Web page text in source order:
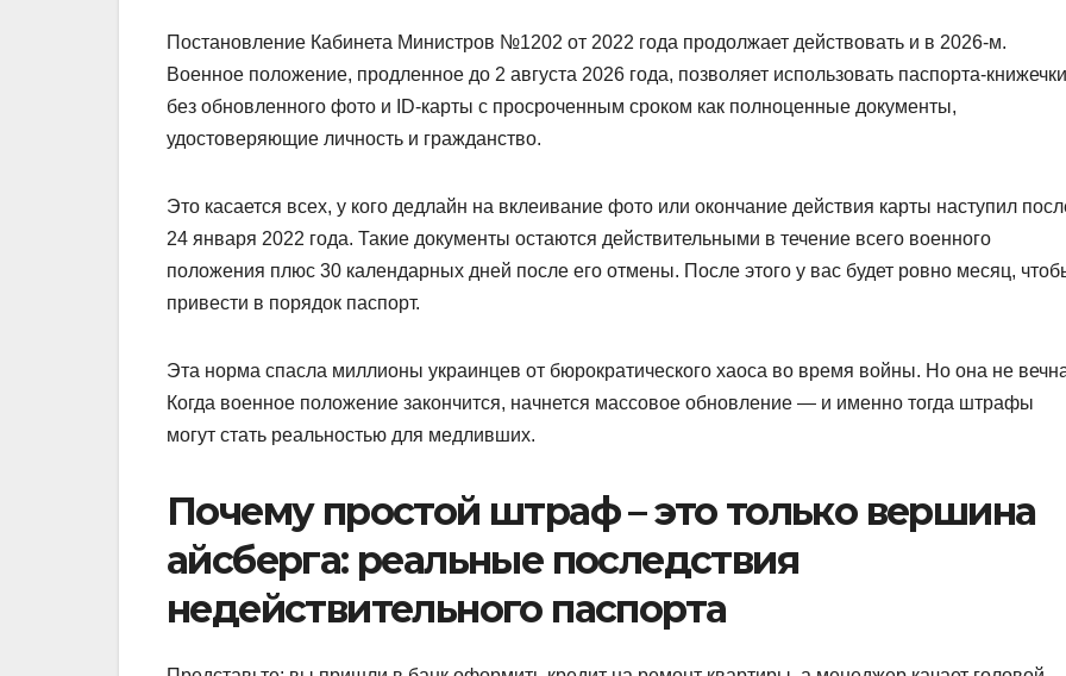
Постановление Кабинета Министров №1202 от 2022 года продолжает действовать и в 2026-м.
Военное положение, продленное до 2 августа 2026 года, позволяет использовать паспорта-книжечки
без обновленного фото и ID-карты с просроченным сроком как полноценные документы,
удостоверяющие личность и гражданство.
Это касается всех, у кого дедлайн на вклеивание фото или окончание действия карты наступил
24 января 2022 года. Такие документы остаются действительными в течение всего военного
положения плюс 30 календарных дней после его отмены. После этого у вас будет ровно месяц,
привести в порядок паспорт.
Эта норма спасла миллионы украинцев от бюрократического хаоса во время войны. Но она не
Когда военное положение закончится, начнется массовое обновление — и именно тогда штрафы
могут стать реальностью для медливших.
Почему простой штраф – это только вершина
айсберга: реальные последствия
недействительного паспорта